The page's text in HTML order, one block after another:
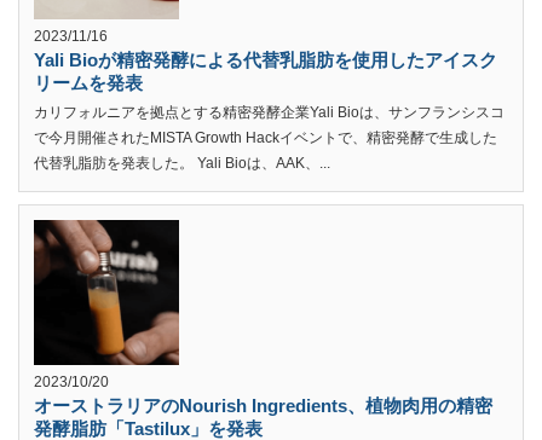
2023/11/16
Yali Bioが精密発酵による代替乳脂肪を使用したアイスク
リームを発表
カリフォルニアを拠点とする精密発酵企業Yali Bioは、サンフランシスコ
で今月開催されたMISTA Growth Hackイベントで、精密発酵で生成した
代替乳脂肪を発表した。 Yali Bioは、AAK、...
2023/10/20
オーストラリアのNourish Ingredients、植物肉用の精密
発酵脂肪「Tastilux」を発表